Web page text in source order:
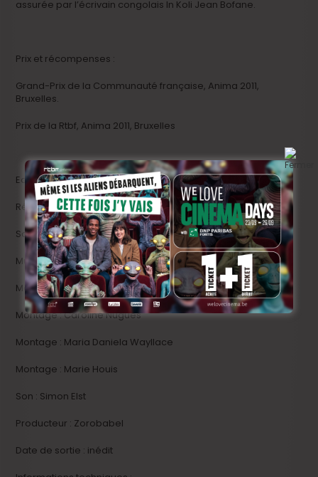
assurée par l’écrivain congolais In Koli Jean Bofane.
Prix et récompenses :
Grand-Prix de la Communauté française, Anima 2011,
Bruxelles.
Prix de la Rtbf, Anima 2011, Bruxelles
Equipe du film :
Réalisation : Atelier Collectif
Scénario : Atelier Collectif
Musique originale : In Koli Jean Bofane
Montage : William Henne
Montage : Caroline Nugues
Montage : Maria Daniela Wayllace
Montage : Marie Houis
Son : Simon Elst
Producteur : Zorobabel
Date de sortie : inédit